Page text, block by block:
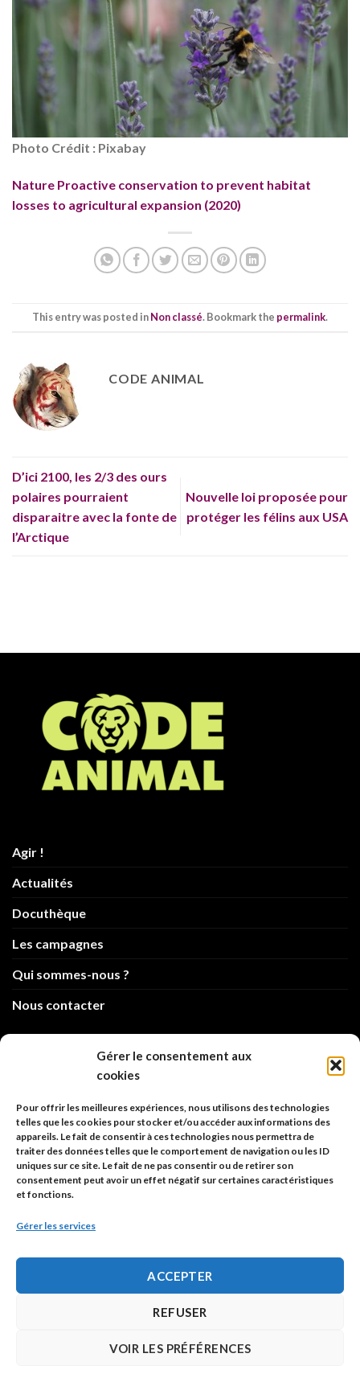
Gérer le consentement aux
cookies
Pour offrir les meilleures expériences, nous utilisons des technologies
telles que les cookies pour stocker et/ou accéder aux informations des
appareils. Le fait de consentir à ces technologies nous permettra de
traiter des données telles que le comportement de navigation ou les ID
uniques sur ce site. Le fait de ne pas consentir ou de retirer son
consentement peut avoir un effet négatif sur certaines caractéristiques
et fonctions.
Gérer les services
ACCEPTER
REFUSER
VOIR LES PRÉFÉRENCES
Photo Crédit : Pixabay
Nature Proactive conservation to prevent habitat
losses to agricultural expansion (2020)
This entry was posted inNon classé. Bookmark the permalink.
CODE ANIMAL
D’ici 2100, les 2/3 des ours
polaires pourraient
disparaitre avec la fonte de
l’Arctique
Nouvelle loi proposée pour
protéger les félins aux USA
Agir !
Actualités
Docuthèque
Les campagnes
Qui sommes-nous ?
Nous contacter
info@code-animal.com
Code Animal
26, rue principale
67480 Roppenheim
Adresse à utiliser pour les envois en AR.
Politique de confidentialité